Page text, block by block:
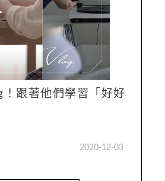
跟著他們學習「好好
2020-12-03